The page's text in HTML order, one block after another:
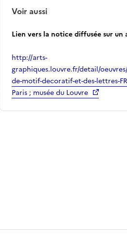
Voir aussi
Lien vers la notice diffusée sur un
http://arts-
graphiques.louvre.fr/detail/
de-motif-decoratif-et-des-lettres-
Paris ; musée du Louvre